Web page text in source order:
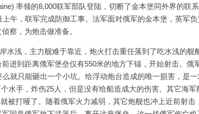
率领的8,000联军部队登陆，切断了金本堡同外界的联
午，联军完成防御工事。法军面对俄军的金本堡，英军
察，为炮击做准备。
水浅，主力舰难于靠近，炮火打击重任落到了吃水浅的舰
进到距离俄军堡垒仅有550米的地方下锚，开始射击。俄
就只能砸出一个小坑。给浮动炮台造成的唯一损害，是
水手，炸伤25人，但是没有给船造成大的伤害。其它海军
被打哑了。随着俄军火力减弱，其它炮舰也冲上近前射击